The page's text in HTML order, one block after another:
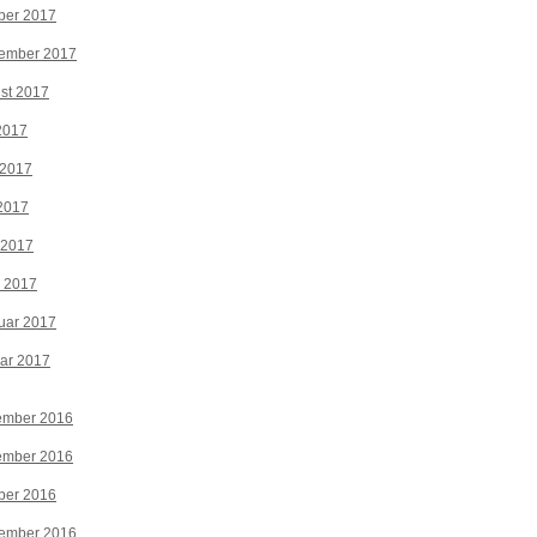
2017
2017
2017
2017
2017
2017
2016
2016
2016
2016